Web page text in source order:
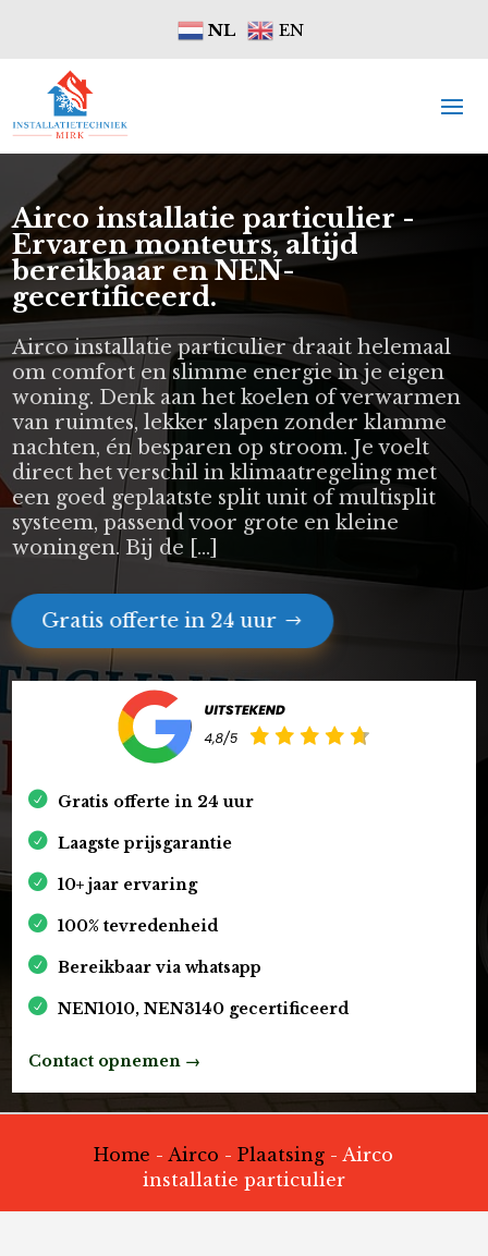
NL EN
Airco installatie particulier -
Ervaren monteurs, altijd
bereikbaar en NEN-
gecertificeerd.
Airco installatie particulier draait helemaal
om comfort en slimme energie in je eigen
woning. Denk aan het koelen of verwarmen
van ruimtes, lekker slapen zonder klamme
nachten, én besparen op stroom. Je voelt
direct het verschil in klimaatregeling met
een goed geplaatste split unit of multisplit
systeem, passend voor grote en kleine
woningen. Bij de […]
Gratis offerte in 24 uur
Gratis offerte in 24 uur
Laagste prijsgarantie
10+ jaar ervaring
100% tevredenheid
Bereikbaar via whatsapp
NEN1010, NEN3140 gecertificeerd
Contact opnemen →
Home - Airco -Plaatsing - Airco
installatie particulier